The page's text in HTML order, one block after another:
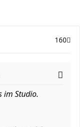
160
im Studio.